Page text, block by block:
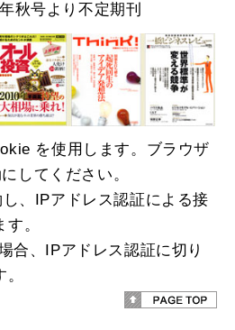
秋号より不定期刊
を使用します。ブラウザ
してください。
、IPアドレス認証による接
。
合、IPアドレス認証に切り